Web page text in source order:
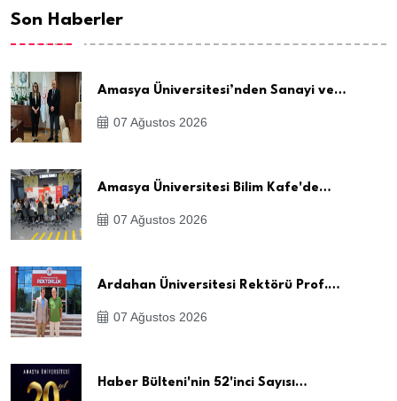
Son Haberler
Amasya Üniversitesi’nden Sanayi ve…
07 Ağustos 2026
Amasya Üniversitesi Bilim Kafe'de…
07 Ağustos 2026
Ardahan Üniversitesi Rektörü Prof.…
07 Ağustos 2026
Haber Bülteni'nin 52'inci Sayısı…